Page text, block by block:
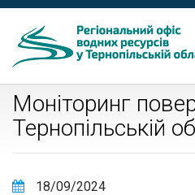
Моніторинг
Тернопільській
18/09/2024